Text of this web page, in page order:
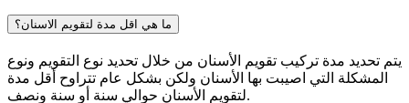
ما هي اقل مدة لتقويم الاسنان؟
يتم تحديد مدة تركيب تقويم الأسنان من خلال تحديد نوع التقويم ونوع
المشكلة التي اصيبت بها الأسنان ولكن بشكل عام تتراوح أقل مدة
لتقويم الأسنان حوالي سنة أو سنة ونصف.